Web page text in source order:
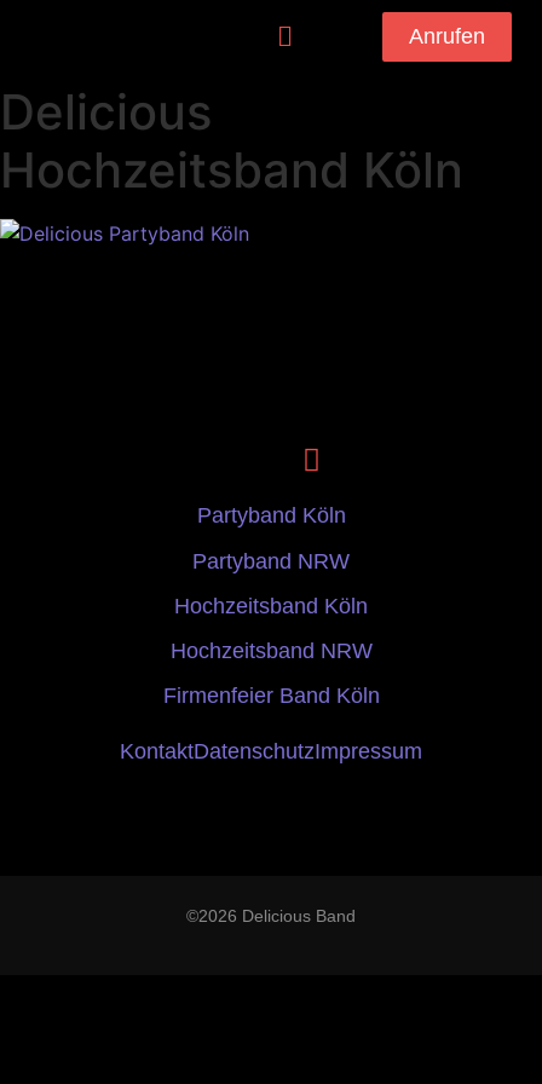
Anrufen
Delicious
Hochzeitsband Köln
Partyband Köln
Partyband NRW
Hochzeitsband Köln
Hochzeitsband NRW
Firmenfeier Band Köln
KontaktDatenschutzImpressum
©2026 Delicious Band